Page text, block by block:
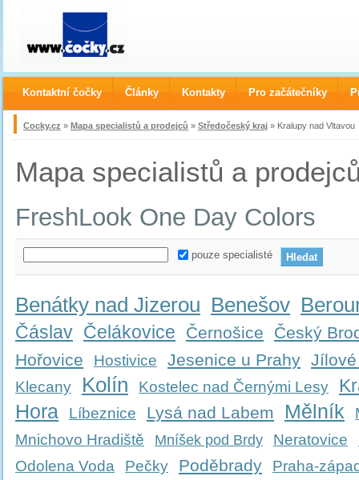
Cocky.cz » Mapa specialistů a prodejců » Středočeský kraj » Kralupy nad Vltavou
Mapa specialistů a
FreshLook One Day Colors
pouze specialisté
Benátky nad Jizerou Benešov
Čáslav Čelákovice Černošice
Český
Hořovice
Hostivice Jesenice u Prahy
Klecany Kolín Kostelec nad Černými Lesy
Hora Líbeznice Lysá nad Labem Mělník
Mnichovo Hradiště
Mníšek pod Brdy Neratovice
Odolena Voda
Pečky Poděbrady
Praha-
Kontaktní čočky Články Kontakty Pro začátečníky